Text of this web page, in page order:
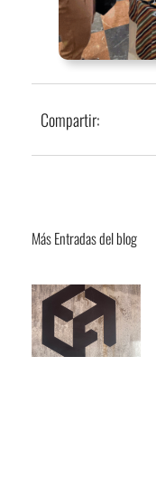
Compartir:
Más Entradas del blog